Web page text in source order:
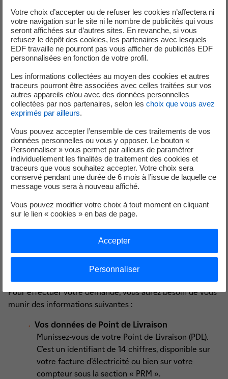
votre fournisseur.
(1)On entend par recettes :
la dotation globale de fonctionnement et les recettes des
taxes et impôts locaux des collectivités territoriales au sens
du premier alinéa de l’article 72 de la Constitution ;
les dons et subventions, ainsi que les recettes provenant de
la vente de biens ou de prestations de services de ses
associations qui ne publient pas leurs comptes annuels
conformément à l’article L.612-4 du code du commerce ;
les subventions de l’État ou des collectivités territoriales,
ainsi que les recettes des redevances et taxes, ainsi que les
autres recettes de toutes natures, pour les établissements
Avant de commencer votre
demande de souscription aux TRV :
Pour effectuer votre demande, vous aurez besoin de vous
munir des informations suivantes :
Vos données de Point de Livraison
Munissez-vous de votre Point de Livraison (PDL).
C’est un identifiant de 14 chiffres, disponible sur
votre facture d’électricité ou bien sur votre
compteur sous la section « PRM ».
Votre choix d’accepter ou de refuser les cookies n’affectera ni
votre navigation sur le site ni le nombre de publicités qui vous
seront affichées sur d’autres sites. En revanche, si vous
refusez le dépôt des cookies, les partenaires avec lesquels
EDF travaille ne pourront pas vous afficher de publicités EDF
personnalisées en fonction de votre profil.
Les informations collectées au moyen des cookies et autres
traceurs pourront être associées avec celles traitées sur vos
autres appareils et/ou avec des données personnelles
collectées par nos partenaires, selon les choix que vous avez
exprimés par ailleurs.
Vous pouvez accepter l’ensemble de ces traitements de vos
données personnelles ou vous y opposer. Le bouton «
Personnaliser » vous permet par ailleurs de paramétrer
individuellement les finalités de traitement des cookies et
traceurs que vous souhaitez accepter. Votre choix sera
conservé pendant une durée de 6 mois à l’issue de laquelle ce
message vous sera à nouveau affiché.
Vous pouvez modifier votre choix à tout moment en cliquant
sur le lien « cookies » en bas de page.
Personnaliser
Accepter